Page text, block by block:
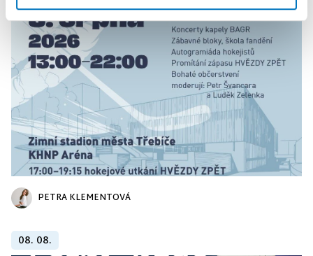
PETRA KLEMENTOVÁ
08. 08.